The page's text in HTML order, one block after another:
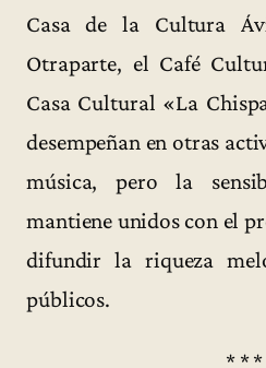
Casa de la Cultura
Otraparte, el Café
Casa Cultural «La
desempeñan en otras
música, pero la
mantiene unidos con el
difundir la riqueza
públicos.
* * *